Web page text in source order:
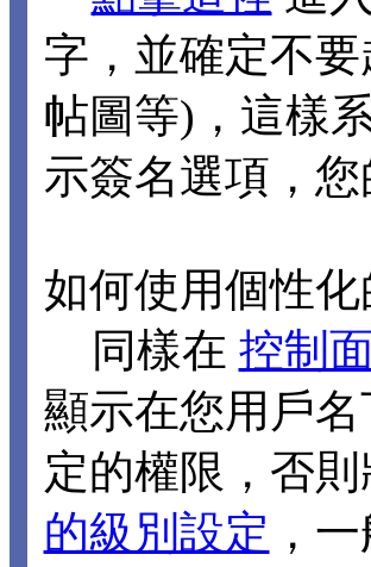
字，並確定不
帖圖等)，這樣
示簽名選項，
如何使用個性
同樣在 控制
顯示在您用戶
定的權限，否
的級別設定 ，